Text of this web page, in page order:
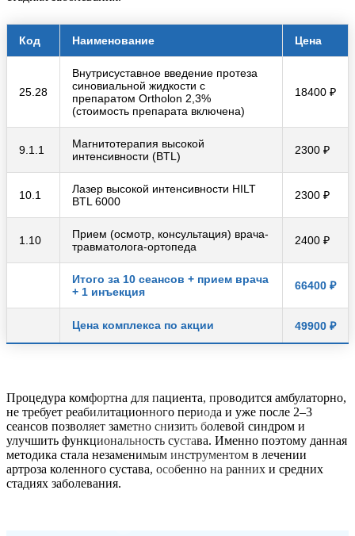
Код Наименование Цена
25.28
Внутрисуставное введение протеза
синовиальной жидкости с
препаратом Ortholon 2,3%
(стоимость препарата включена)
18400 ₽
9.1.1
Магнитотерапия высокой
интенсивности (BTL)
2300 ₽
10.1
Лазер высокой интенсивности HILT
BTL 6000
2300 ₽
1.10
Прием (осмотр, консультация) врача-
травматолога-ортопеда
2400 ₽
Итого за 10 сеансов + прием врача
+ 1 инъекция
66400 ₽
Цена комплекса по акции 49900 ₽
Процедура комфортна для пациента, проводится амбулаторно,
не требует реабилитационного периода и уже после 2–3
сеансов позволяет заметно снизить болевой синдром и
улучшить функциональность сустава. Именно поэтому данная
методика стала незаменимым инструментом в лечении
артроза коленного сустава, особенно на ранних и средних
стадиях заболевания.